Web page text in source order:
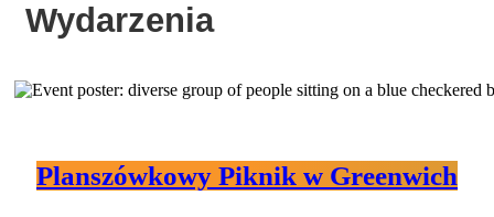
Wydarzenia
Planszówkowy Piknik w Greenwich